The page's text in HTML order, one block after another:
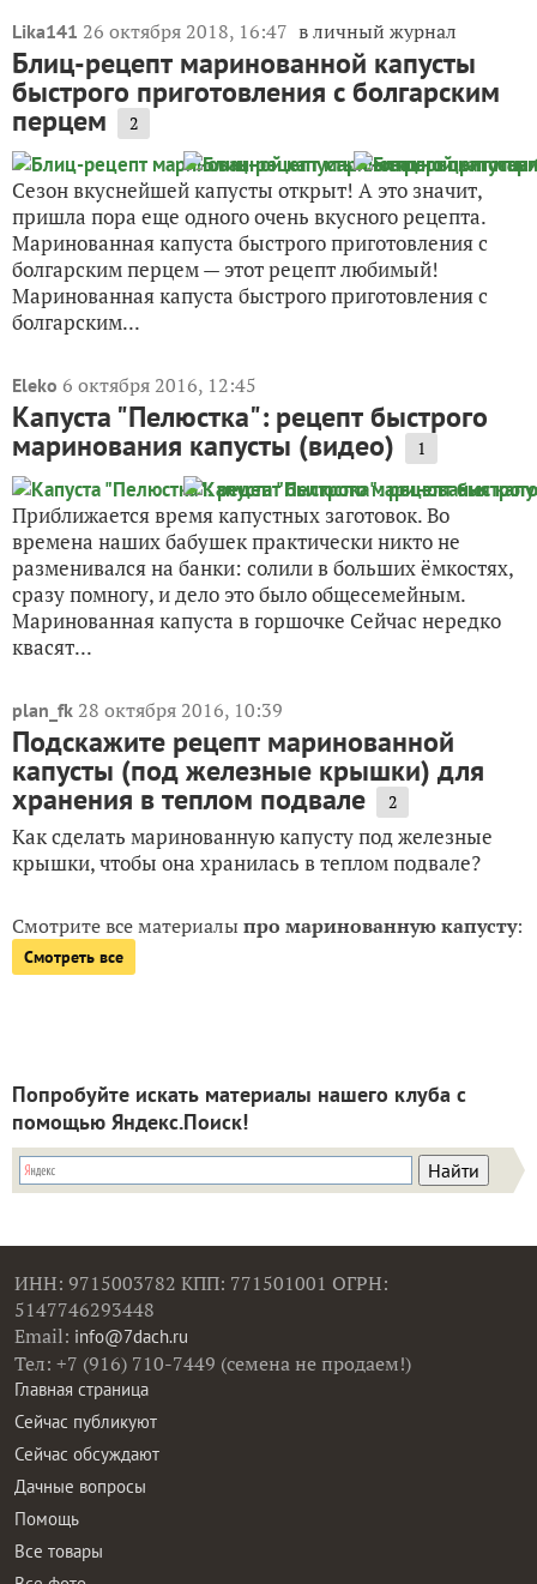
квасит и маринует, да не каждый рецепт
оказывается удачным. Порой старый знакомый,
ранее забракованный (без пробы), вдруг сверкнет
новым словом в описании, и руки сами уже банки
моют, капусту от...
26 октября 2018, 16:47 в личный журнал
Блиц-рецепт маринованной капусты
быстрого приготовления с болгарским
перцем 2
пришла пора еще одного очень вкусного рецепта.
Маринованная капуста быстрого приготовления с
болгарским перцем — этот рецепт любимый!
Маринованная капуста быстрого приготовления с
болгарским...
Eleko 6 октября 2016, 12:45
Капуста "Пелюстка": рецепт быстрого
маринования капусты (видео) 1
времена наших бабушек практически никто не
разменивался на банки: солили в больших ёмкостях,
сразу помногу, и дело это было общесемейным.
Маринованная капуста в горшочке Сейчас нередко
квасят...
Подскажите рецепт маринованной
капусты (под железные крышки) для
хранения в теплом подвале
Смотрите все материалыпро маринованную капусту
Смотреть все
Попробуйте искать материалы нашего клуба с
помощью Яндекс.Поиск!
ИНН: 9715003782 КПП: 771501001 ОГРН:
5147746293448
Email:
Тел: +7 (916) 710-7449 (семена не продаем!)
Главная страница